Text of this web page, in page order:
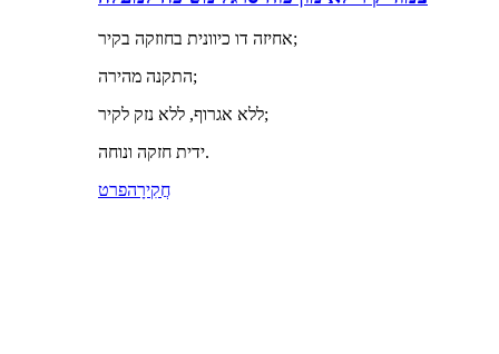
אחיזה דו כיוונית בחוזקה בקיר;
התקנה מהירה;
ללא אגרוף, ללא נזק לקיר;
ידית חזקה ונוחה.
חֲקִירָהפרט